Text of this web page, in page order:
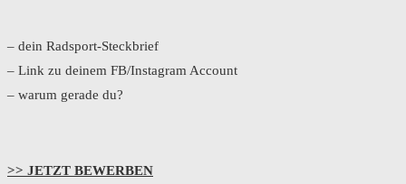
– dein Radsport-Steckbrief
– Link zu deinem FB/Instagram Account
– warum gerade du?
>> JETZT BEWERBEN